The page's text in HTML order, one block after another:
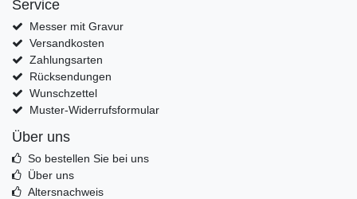
Service
Messer mit Gravur
Versandkosten
Zahlungsarten
Rücksendungen
Wunschzettel
Muster-Widerrufsformular
Über uns
So bestellen Sie bei uns
Über uns
Altersnachweis